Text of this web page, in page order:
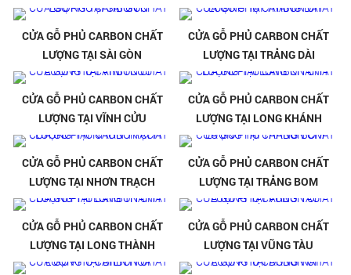
CỬA GỖ PHỦ CARBON CHẤT
LƯỢNG TẠI SÀI GÒN
CỬA GỖ PHỦ CARBON CHẤT
LƯỢNG TẠI TRẢNG DÀI
CỬA GỖ PHỦ CARBON CHẤT
LƯỢNG TẠI VĨNH CỬU
CỬA GỖ PHỦ CARBON CHẤT
LƯỢNG TẠI LONG KHÁNH
CỬA GỖ PHỦ CARBON CHẤT
LƯỢNG TẠI NHƠN TRẠCH
CỬA GỖ PHỦ CARBON CHẤT
LƯỢNG TẠI TRẢNG BOM
CỬA GỖ PHỦ CARBON CHẤT
LƯỢNG TẠI LONG THÀNH
CỬA GỖ PHỦ CARBON CHẤT
LƯỢNG TẠI VŨNG TÀU